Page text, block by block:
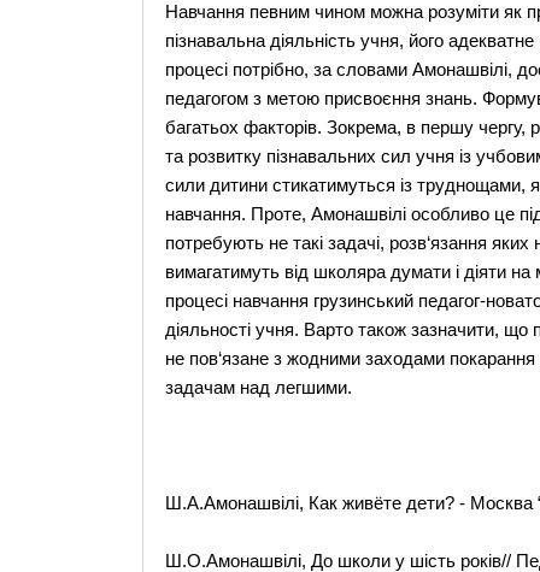
Навчання певним чином можна розуміти як
пізнавальна діяльність учня, його
процесі потрібно, за словами Амонашвілі,
педагогом з метою присвоєння знань.
багатьох факторів. Зокрема, в першу чергу,
та розвитку пізнавальних сил учня із
сили дитини стикатимуться із труднощами,
навчання. Проте, Амонашвілі особливо це
потребують не такі задачі, розв‘язання
вимагатимуть від школяра думати і діяти
процесі навчання грузинський педагог-
діяльності учня. Варто також зазначити, що
не пов‘язане з жодними заходами
задачам над легшими.
Ш.А.Амонашвілі, Как живёте дети? - Москва
Ш.О.Амонашвілі, До школи у шість років//